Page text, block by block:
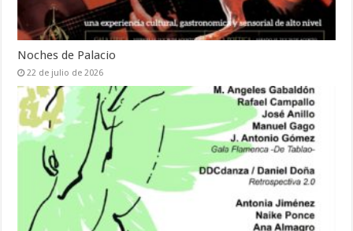
Noches de Palacio
22 de julio de 2026